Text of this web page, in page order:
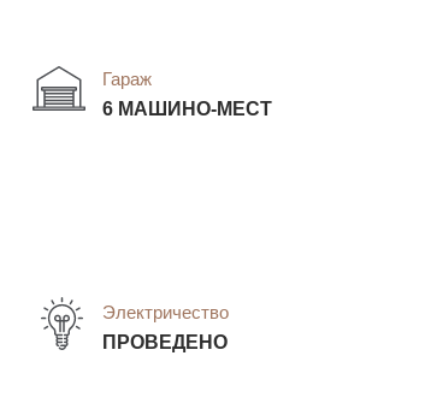
Гараж
6 МАШИНО-МЕСТ
Электричество
ПРОВЕДЕНО